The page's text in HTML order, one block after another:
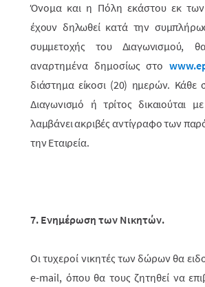
Όνομα και η Πόλη εκάστου εκ
έχουν δηλωθεί κατά την
συμμετοχής του Διαγωνισμού, θα
αναρτημένα δημοσίως στο www.
διάστημα είκοσι (20) ημερών. Κάθε
Διαγωνισμό ή τρίτος δικαιούται
λαμβάνει ακριβές αντίγραφο των
την Εταιρεία.
7. Ενημέρωση των Νικητών.
Οι τυχεροί νικητές των δώρων θα
e-mail, όπου θα τους ζητηθεί να